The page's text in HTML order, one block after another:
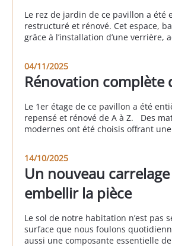
Le rez de jardin de ce pavillon a été
restructuré et rénové. Cet espace,
grâce à l’installation d’une verrière,
chambre et une autre salle d’eau.
été faite en partenariat avec Sophie
04/11/2025
Rénovation complète
Le 1er étage de ce pavillon a été
repensé et rénové de A à Z. Des
modernes ont été choisis offrant
rendu global de ce projet.
au 3eme trimestre 2025
14/10/2025
Un nouveau
embellir la pièce
Le sol de notre habitation n’est pas
surface que nous foulons
aussi une composante essentielle